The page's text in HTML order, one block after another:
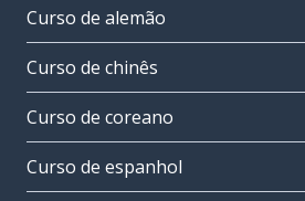
Curso de alemão
Curso de chinês
Curso de coreano
Curso de espanhol